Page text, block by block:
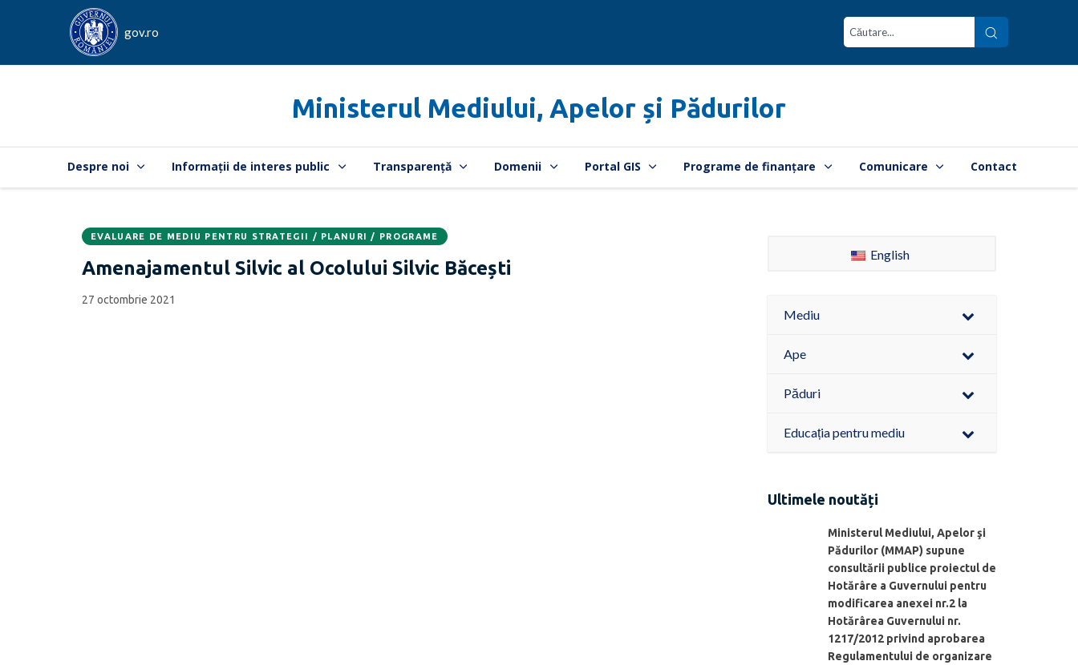
gov.ro
Ministerul Mediului, Apelor și Pădurilor
Despre noi Informații de interes public Transparență Domenii Portal GIS Programe de finanțare Comunicare Contact
CATEGORIA:
EVALUARE DE MEDIU PENTRU STRATEGII / PLANURI / PROGRAME
Amenajamentul Silvic al Ocolului Silvic Băcești
Data
publicării:
27 octombrie 2021
English
Mediu
Ape
Păduri
Educația pentru mediu
Ultimele noutăți
Ministerul Mediului, Apelor şi
Pădurilor (MMAP) supune
consultării publice proiectul de
Hotărâre a Guvernului pentru
modificarea anexei nr.2 la
Hotărârea Guvernului nr.
1217/2012 privind aprobarea
Regulamentului de organizare